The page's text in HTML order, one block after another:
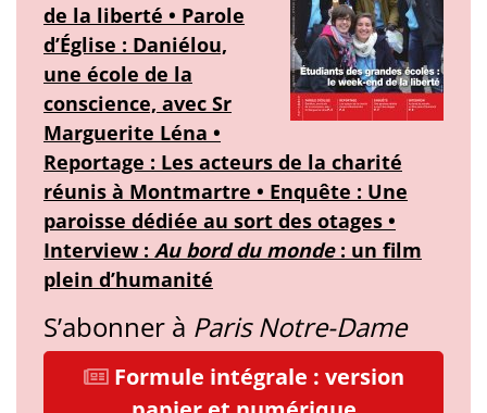
de la liberté • Parole
d’Église : Daniélou,
une école de la
conscience, avec Sr
Marguerite Léna •
Reportage : Les acteurs de la charité
réunis à Montmartre • Enquête : Une
paroisse dédiée au sort des otages •
Interview : Au bord du monde: un film
plein d’humanité
S’abonner à Paris Notre-Dame
Formule intégrale : version